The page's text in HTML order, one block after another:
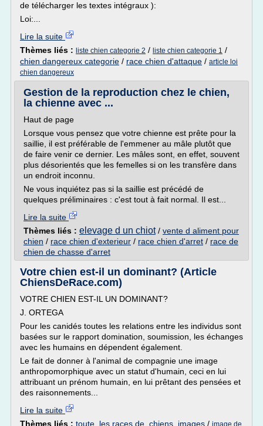
de télécharger les textes intégraux ):
Loi:...
Lire la suite
Thèmes liés : liste chien categorie 2 / liste chien categorie 1 /
chien dangereux categorie / race chien d'attaque / article loi
chien dangereux
Gestion de la reproduction chez le chien,
la chienne avec ...
Haut de page
Lorsque vous pensez que votre chienne est prête pour la
saillie, il est préférable de l'emmener au mâle plutôt que
de faire venir ce dernier. Les mâles sont, en effet, souvent
plus désorientés que les femelles si on les transfère dans
un endroit inconnu.
Ne vous inquiétez pas si la saillie est précédé de
quelques préliminaires : c'est tout à fait normal. Il est...
Lire la suite
Thèmes liés : elevage d un chiot/ vente d aliment pour
chien / race chien d'exterieur / race chien d'arret / race de
chien de chasse d'arret
Votre chien est-il un dominant? (Article
ChiensDeRace.com)
VOTRE CHIEN EST-IL UN DOMINANT?
J. ORTEGA
Pour les canidés toutes les relations entre les individus sont
basées sur le rapport domination, soumission, les échanges
avec les humains en dépendent également.
Le fait de donner à l'animal de compagnie une image
anthropomorphique avec un statut d'humain, ceci en lui
attribuant un prénom humain, en lui prêtant des pensées et
des raisonnements...
Lire la suite
Thèmes liés : toute. les races de. chiens. images / image de